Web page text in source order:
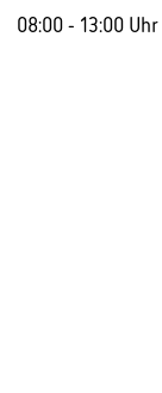
08:00 - 13:00 Uhr